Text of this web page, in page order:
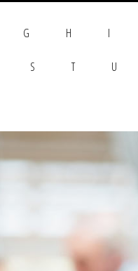
G H I
S T U